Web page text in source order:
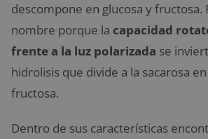
descompone en glucosa y fructosa.
nombre porque la capacidad
frente a la luz polarizada se
hidrolisis que divide a la sacarosa
fructosa.
Dentro de sus características